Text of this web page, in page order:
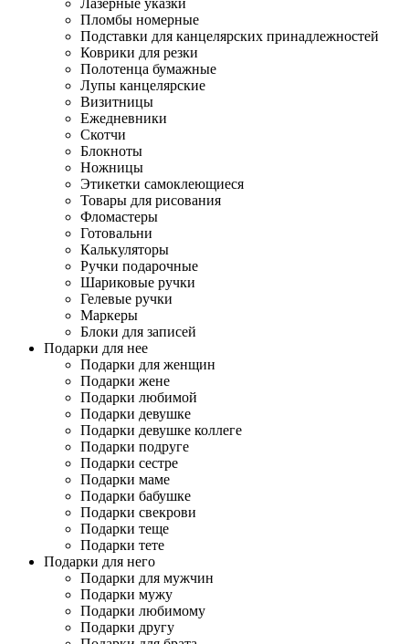
Лазерные указки
Пломбы номерные
Подставки для канцелярских принадлежностей
Коврики для резки
Полотенца бумажные
Лупы канцелярские
Визитницы
Ежедневники
Скотчи
Блокноты
Ножницы
Этикетки самоклеющиеся
Товары для рисования
Фломастеры
Готовальни
Калькуляторы
Ручки подарочные
Шариковые ручки
Гелевые ручки
Маркеры
Блоки для записей
Подарки для нее
Подарки для женщин
Подарки жене
Подарки любимой
Подарки девушке
Подарки девушке коллеге
Подарки подруге
Подарки сестре
Подарки маме
Подарки бабушке
Подарки свекрови
Подарки теще
Подарки тете
Подарки для него
Подарки для мужчин
Подарки мужу
Подарки любимому
Подарки другу